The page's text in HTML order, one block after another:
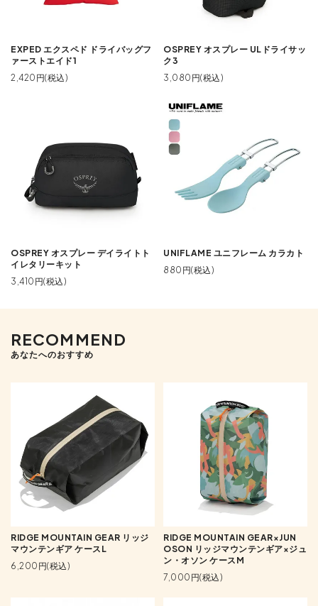
EXPED エクスペド ドライバッグフ
ァーストエイド1
2,420円(税込)
OSPREY オスプレー ULドライサッ
ク3
3,080円(税込)
OSPREY オスプレー デイライトト
イレタリーキット
3,410円(税込)
UNIFLAME ユニフレーム カラカト
880円(税込)
RECOMMEND
あなたへのおすすめ
RIDGE MOUNTAIN GEAR リッジ
マウンテンギア ケースL
6,200円(税込)
RIDGE MOUNTAIN GEAR×JUN
OSON リッジマウンテンギア×ジュ
ン・オソン ケースM
7,000円(税込)